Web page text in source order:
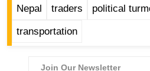
गNepal traders political
transportation